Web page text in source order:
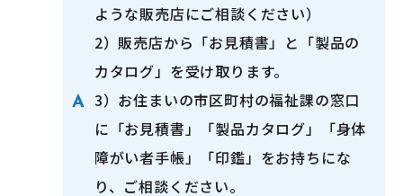
ような販売店にご相談ください）
2）販売店から「お見積書」と「製品の
カタログ」を受け取ります。
3）お住まいの市区町村の福祉課の窓口
に「お見積書」「製品カタログ」「身体
障がい者手帳」「印鑑」をお持ちにな
り、ご相談ください。